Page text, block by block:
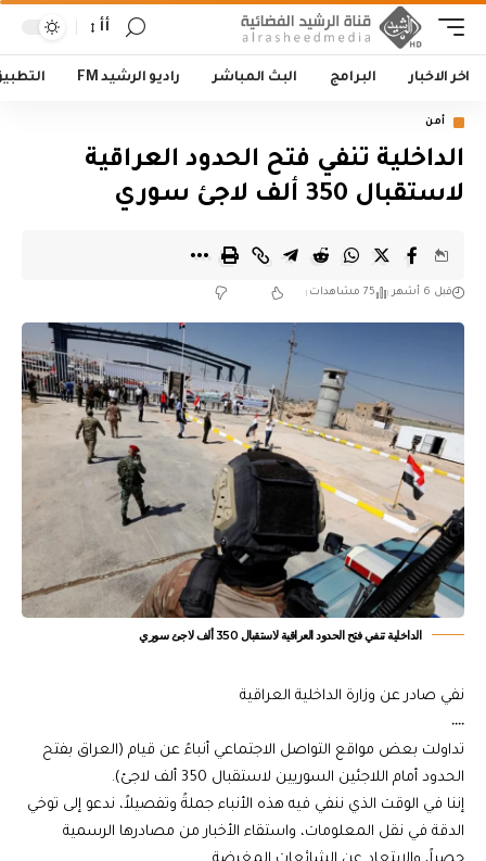
أأ
اخر الاخبار البرامج البث المباشر راديو الرشيد FM
أمن
الداخلية تنفي فتح الحدود العراقية
لاستقبال 350 ألف لاجئ سوري
قبل 6 أشهر 75 مشاهدات
الداخلية تنفي فتح الحدود العراقية لاستقبال 350 ألف لاجئ سوري
​نفي صادر عن وزارة الداخلية العراقية
٠٠٠٠
​تداولت بعض مواقع التواصل الاجتماعي أنباءً عن قيام (العراق بفتح
الحدود أمام اللاجئين السوريين لاستقبال 350 ألف لاجئ).
​إننا في الوقت الذي ننفي فيه هذه الأنباء جملةً وتفصيلاً، ندعو إلى توخي
الدقة في نقل المعلومات، واستقاء الأخبار من مصادرها الرسمية